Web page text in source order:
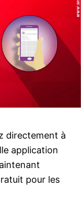
directement à
application
pour les